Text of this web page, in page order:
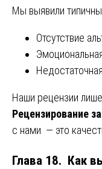
Мы выявили
Отсутствие
Наши рецензии
Рецензирование
с нами — это
Глава 18. Как